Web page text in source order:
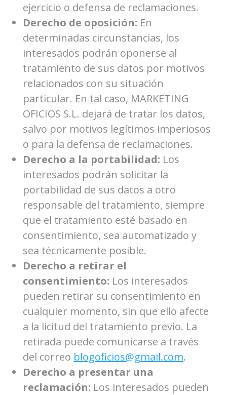
ejercicio o defensa de reclamaciones.
Derecho de oposición: En
determinadas circunstancias, los
interesados podrán oponerse al
tratamiento de sus datos por motivos
relacionados con su situación
particular. En tal caso, MARKETING
OFICIOS S.L. dejará de tratar los datos,
salvo por motivos legítimos imperiosos
o para la defensa de reclamaciones.
Derecho a la portabilidad: Los
interesados podrán solicitar la
portabilidad de sus datos a otro
responsable del tratamiento, siempre
que el tratamiento esté basado en
consentimiento, sea automatizado y
sea técnicamente posible.
Derecho a retirar el
consentimiento: Los interesados
pueden retirar su consentimiento en
cualquier momento, sin que ello afecte
a la licitud del tratamiento previo. La
retirada puede comunicarse a través
del correo blogoficios@gmail.com.
Derecho a presentar una
reclamación: Los interesados pueden